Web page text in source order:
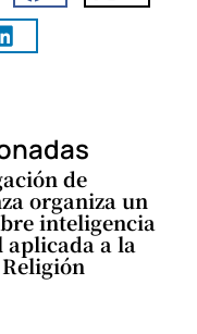
de
organiza un
inteligencia
a la